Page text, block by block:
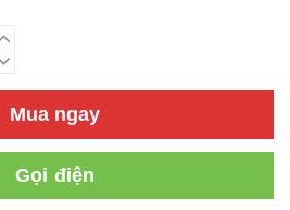
Mua ngay
Gọi điện